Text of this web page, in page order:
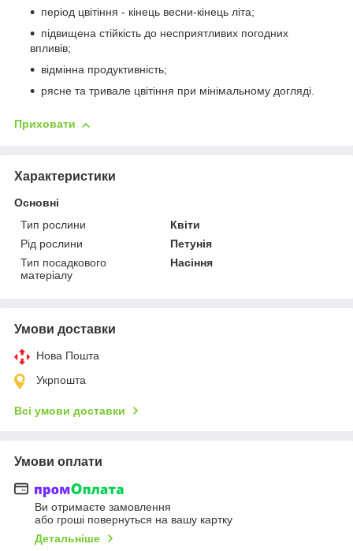
період цвітіння - кінець весни-кінець літа;
підвищена стійкість до несприятливих погодних
впливів;
відмінна продуктивність;
рясне та тривале цвітіння при мінімальному догляді.
Приховати
Характеристики
Основні
Тип рослини
Квіти
Рід рослини
Петунія
Тип посадкового
матеріалу
Насіння
Умови доставки
Нова Пошта
Укрпошта
Всі умови доставки
Умови оплати
Ви отримаєте замовлення
або гроші повернуться на вашу картку
Детальніше